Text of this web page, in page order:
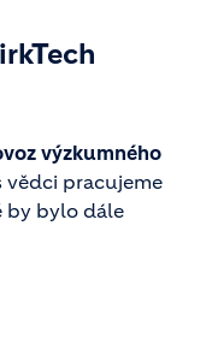
výzkumného
vědci pracujeme
by bylo dále